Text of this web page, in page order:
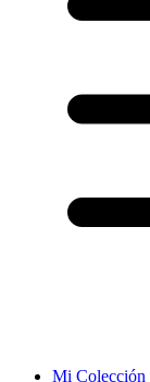
Mi Colección